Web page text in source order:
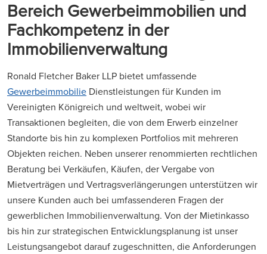
Bereich Gewerbeimmobilien und
Fachkompetenz in der
Immobilienverwaltung
Ronald Fletcher Baker LLP bietet umfassende
Gewerbeimmobilie Dienstleistungen für Kunden im
Vereinigten Königreich und weltweit, wobei wir
Transaktionen begleiten, die von dem Erwerb einzelner
Standorte bis hin zu komplexen Portfolios mit mehreren
Objekten reichen. Neben unserer renommierten rechtlichen
Beratung bei Verkäufen, Käufen, der Vergabe von
Mietverträgen und Vertragsverlängerungen unterstützen wir
unsere Kunden auch bei umfassenderen Fragen der
gewerblichen Immobilienverwaltung. Von der Mietinkasso
bis hin zur strategischen Entwicklungsplanung ist unser
Leistungsangebot darauf zugeschnitten, die Anforderungen